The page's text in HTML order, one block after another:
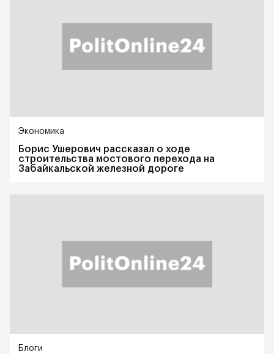
Экономика
Борис Ушерович рассказал о ходе
строительства мостового перехода на
Забайкальской железной дороге
Блоги